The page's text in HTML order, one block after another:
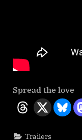
Spread the love
Trailers